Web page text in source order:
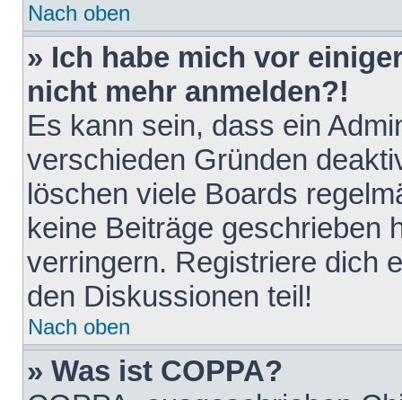
Nach oben
» Ich habe mich vor
nicht mehr anmelden?!
Es kann sein, dass ein
verschieden Gründen
löschen viele Boards
keine Beiträge geschrieben
verringern. Registriere dich
den Diskussionen teil!
Nach oben
» Was ist COPPA?